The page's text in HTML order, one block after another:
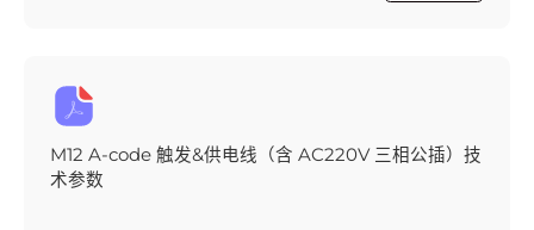
M12 A-code 触发&供电线（含 AC220V 三相公插）技
术参数